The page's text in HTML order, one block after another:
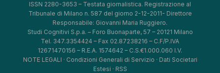
ISSN 2280-3653 – Testata giornalistica. Registrazione al
Tribunale di Milano n. 587 del giorno 2-12-2011- Direttore
Responsabile: Giovanni Maria Ruggiero.
Studi Cognitivi S.p.a. – Foro Buonaparte, 57 – 20121 Milano
Tel. 347.3354424 – Fax 02.87238216 – C.F/P.IVA
12671470156 – R.E.A. 1574642 – C.S.€1.000.060 I.V.
NOTE LEGALI · Condizioni Generali di Servizio · Dati Societari
Estesi · RSS